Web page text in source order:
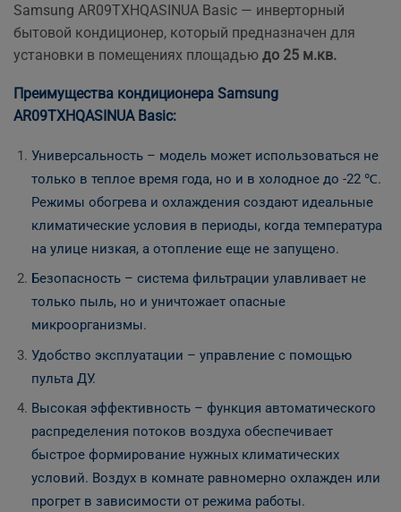
Samsung AR09TXHQASINUA Basic — инверторный
бытовой кондиционер, который предназначен для
установки в помещениях площадью до 25 м.кв.
Преимущества кондиционера Samsung
AR09TXHQASINUA Basic:
Универсальность – модель может использоваться не
только в теплое время года, но и в холодное до -22 ℃.
Режимы обогрева и охлаждения создают идеальные
климатические условия в периоды, когда температура
на улице низкая, а отопление еще не запущено.
Безопасность – система фильтрации улавливает не
только пыль, но и уничтожает опасные
микроорганизмы.
Удобство эксплуатации – управление с помощью
пульта ДУ.
Высокая эффективность – функция автоматического
распределения потоков воздуха обеспечивает
быстрое формирование нужных климатических
условий. Воздух в комнате равномерно охлажден или
прогрет в зависимости от режима работы.